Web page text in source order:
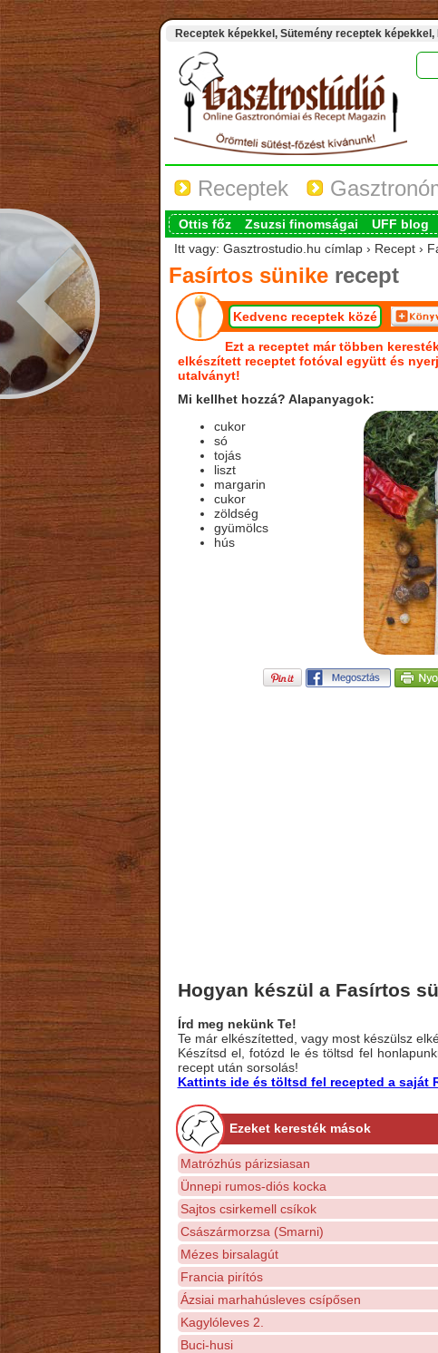
Receptek képekkel, Sütemény receptek
Receptek
Ottis főz Zsuzsi finomságai UFF blog
Itt vagy: Gasztrostudio.hu címlap › Recept ›
Fasírtos sünikerecept
Kedvenc receptek közé
Ezt a receptet már többen
elkészített receptet fotóval együtt és
utalványt!
Mi kellhet hozzá? Alapanyagok:
cukor
só
tojás
liszt
margarin
cukor
zöldség
gyümölcs
hús
Hogyan készül a Fasírtos
Írd meg nekünk Te!
Te már elkészítetted, vagy most készülsz
Készítsd el, fotózd le és töltsd fel
recept után sorsolás!
Kattints ide és töltsd fel recepted a saját
Ezeket keresték mások
Matrózhús párizsiasan
Ünnepi rumos-diós kocka
Sajtos csirkemell csíkok
Császármorzsa (Smarni)
Mézes birsalagút
Francia pirítós
Ázsiai marhahúsleves csípősen
Kagylóleves 2.
Buci-husi